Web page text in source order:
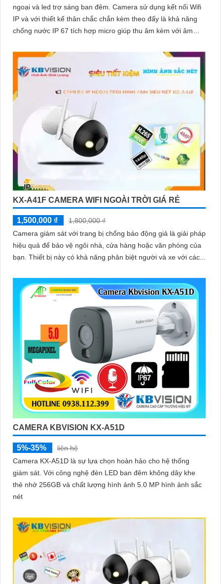
ngoại và led trợ sáng ban đêm. Camera sử dụng kết nối Wifi
IP và với thiết kế thân chắc chắn kèm theo đấy là khả năng
chống nước IP 67 tích hợp micro giúp thu âm kèm với âm
KX-A41F CAMERA WIFI NGOÀI TRỜI GIÁ RẺ
1,500,000 ₫
1,800,000 ₫
Camera giám sát với trang bị chống báo động giả là giải pháp
hiệu quả để bảo vệ ngôi nhà, cửa hàng hoặc văn phòng của
bạn. Thiết bị này có khả năng phân biệt người và xe với các...
CAMERA KBVISION KX-A51D
5%-35%
liên hệ
Camera KX-A51D là sự lựa chọn hoàn hảo cho hệ thống
giám sát. Với công nghệ đèn LED ban đêm không dây khe
thẻ nhớ 256GB và chất lượng hình ảnh 5.0 MP hình ảnh sắc
nét